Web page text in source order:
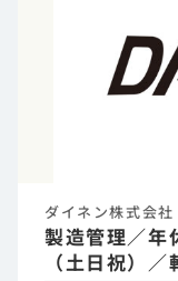
ダイネン株式会社
製造管理／年
（土日祝）／